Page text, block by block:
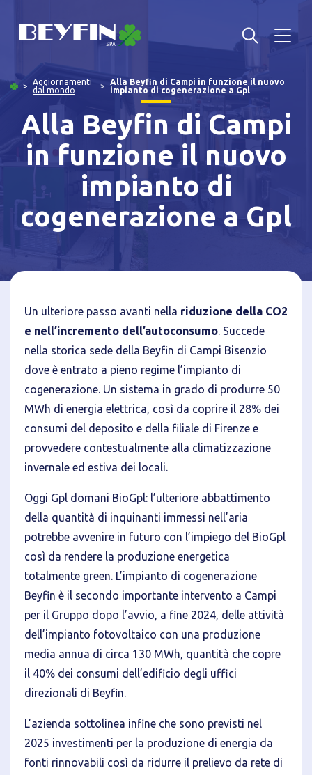
Aggiornamenti
dal mondo
Alla Beyfin di Campi in funzione il nuovo
impianto di cogenerazione a Gpl
Alla Beyfin di Campi
in funzione il nuovo
impianto di
cogenerazione a Gpl
Un ulteriore passo avanti nella riduzione della CO2
e nell’incremento dell’autoconsumo. Succede
nella storica sede della Beyfin di Campi Bisenzio
dove è entrato a pieno regime l’impianto di
cogenerazione. Un sistema in grado di produrre 50
MWh di energia elettrica, così da coprire il 28% dei
consumi del deposito e della filiale di Firenze e
provvedere contestualmente alla climatizzazione
invernale ed estiva dei locali.
Oggi Gpl domani BioGpl: l’ulteriore abbattimento
della quantità di inquinanti immessi nell’aria
potrebbe avvenire in futuro con l’impiego del BioGpl
così da rendere la produzione energetica
totalmente green. L’impianto di cogenerazione
Beyfin è il secondo importante intervento a Campi
per il Gruppo dopo l’avvio, a fine 2024, delle attività
dell’impianto fotovoltaico con una produzione
media annua di circa 130 MWh, quantità che copre
il 40% dei consumi dell’edificio degli uffici
direzionali di Beyfin.
L’azienda sottolinea infine che sono previsti nel
2025 investimenti per la produzione di energia da
fonti rinnovabili così da ridurre il prelievo da rete di
Privacy Policy
Tecnici
Accetto l'utilizzo di cookie tecnici (obbligatori per
proseguire la navigazione del sito)
Accetto l'utilizzo di cookie analitici di terze parti